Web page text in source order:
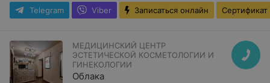
Telegram Viber Записаться онлайн Сертификат
МЕДИЦИНСКИЙ ЦЕНТР
ЭСТЕТИЧЕСКОЙ КОСМЕТОЛОГИИ И
ГИНЕКОЛОГИИ
Облака